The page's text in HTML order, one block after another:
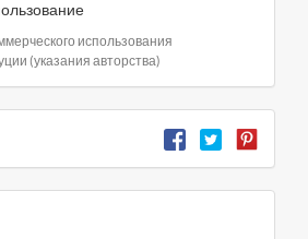
использования
(указания авторства)